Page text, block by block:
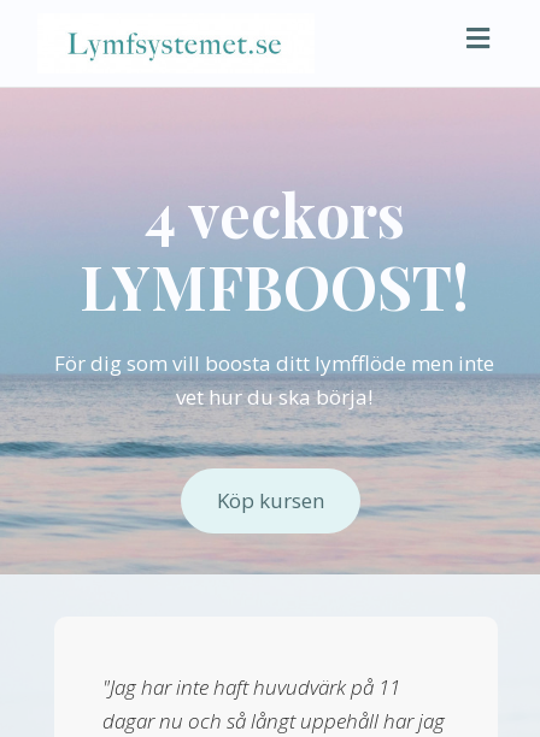
4 veckors
LYMFBOOST!
För dig som vill boosta ditt lymfflöde men inte
vet hur du ska börja!
Köp kursen
"Jag har inte haft huvudvärk på 11
dagar nu och så långt uppehåll har jag